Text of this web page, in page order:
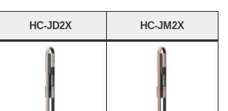
HC-JD2X HC-JM2X